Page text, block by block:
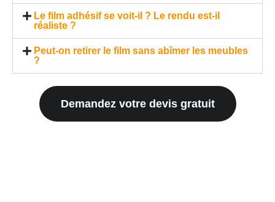
Le film adhésif se voit-il ? Le rendu est-il
réaliste ?
Peut-on retirer le film sans abîmer les meubles
?
Demandez votre devis gratuit